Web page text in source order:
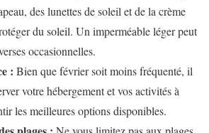
des lunettes de soleil et de la crème
du soleil. Un imperméable léger peut
occasionnelles.
: Bien que février soit moins fréquenté, il
votre hébergement et vos activités à
les meilleures options disponibles.